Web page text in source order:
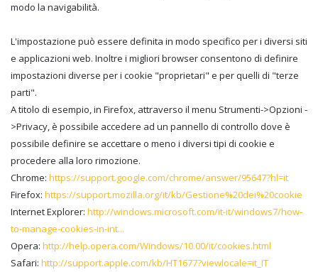
modo la navigabilità.
L'impostazione può essere definita in modo specifico per i diversi siti
e applicazioni web. Inoltre i migliori browser consentono di definire
impostazioni diverse per i cookie "proprietari" e per quelli di "terze
parti".
A titolo di esempio, in Firefox, attraverso il menu Strumenti->Opzioni -
>Privacy, è possibile accedere ad un pannello di controllo dove è
possibile definire se accettare o meno i diversi tipi di cookie e
procedere alla loro rimozione.
Chrome: https://support.google.com/chrome/answer/95647?hl=it
Firefox: https://support.mozilla.org/it/kb/Gestione%20dei%20cookie
Internet Explorer: http://windows.microsoft.com/it-it/windows7/how-
to-manage-cookies-in-int...
Opera: http://help.opera.com/Windows/10.00/it/cookies.html
Safari: http://support.apple.com/kb/HT1677?viewlocale=it_IT